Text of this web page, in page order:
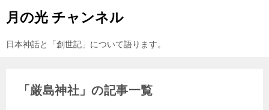
月の光 チャンネル
日本神話と「創世記」について語ります。
「厳島神社」の記事一覧